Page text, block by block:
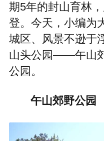
期5年的封山育林
登。今天，小编为
城区、风景不逊于
山头公园——午山
公园。
午山郊野公园